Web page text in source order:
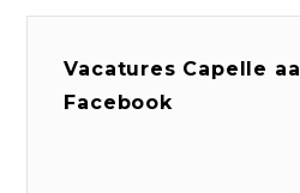
Vacatures Capelle
Facebook